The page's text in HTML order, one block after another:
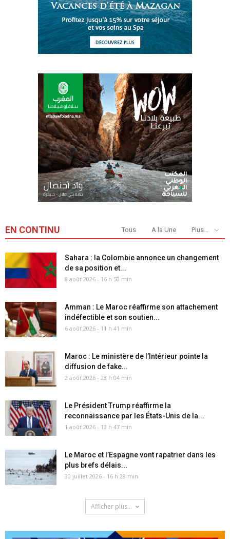
EN CONTINU Tous A la Une Plus...
Sahara : la Colombie annonce un changement
de sa position et...
8 août 2026 - 16 h 50 min
Amman : Le Maroc réaffirme son attachement
indéfectible et son soutien...
6 août 2026 - 11 h 41 min
Maroc : Le ministère de l’Intérieur pointe la
diffusion de fake...
2 août 2026 - 23 h 04 min
Le Président Trump réaffirme la
reconnaissance par les États-Unis de la...
1 août 2026 - 13 h 47 min
Le Maroc et l’Espagne vont rapatrier dans les
plus brefs délais...
30 juillet 2026 - 16 h 28 min
Afficher plus...